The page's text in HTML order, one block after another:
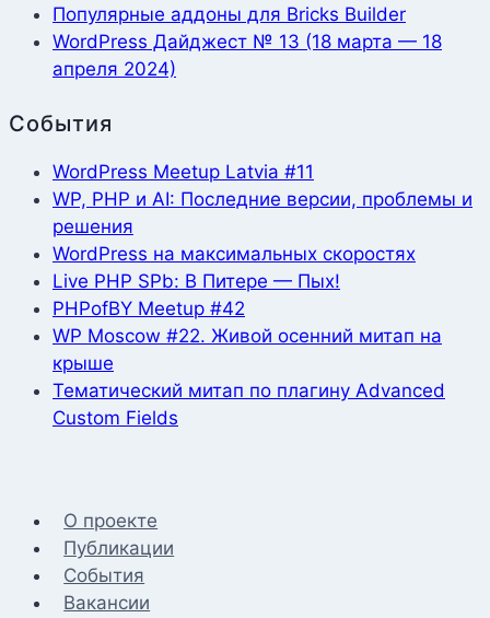
Популярные аддоны для Bricks Builder
WordPress Дайджест № 13 (18 марта — 18
апреля 2024)
События
WordPress Meetup Latvia #11
WP, PHP и AI: Последние версии, проблемы и
решения
WordPress на максимальных скоростях
Live PHP SPb: В Питере — Пых!
PHPofBY Meetup #42
WP Moscow #22. Живой осенний митап на
крыше
Тематический митап по плагину Advanced
Custom Fields
О проекте
Публикации
События
Вакансии